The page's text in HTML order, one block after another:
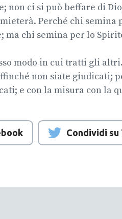
non ci si può beffare di
Perché chi
ma chi semina per lo
modo in cui tratti gli altri.
non siate giudicati;
e con la misura con la
Condividi